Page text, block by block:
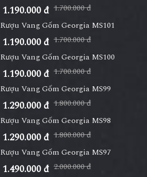
1.190.000 đ 1.700.000 đ
Rượu Vang Gốm Georgia MS101
1.190.000 đ 1.700.000 đ
Rượu Vang Gốm Georgia MS100
1.190.000 đ 1.700.000 đ
Rượu Vang Gốm Georgia MS99
1.290.000 đ 1.800.000 đ
Rượu Vang Gốm Georgia MS98
1.290.000 đ 1.800.000 đ
Rượu Vang Gốm Georgia MS97
1.490.000 đ 2.000.000 đ